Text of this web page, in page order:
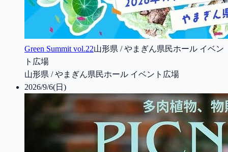
Green Summit vol.22山形県 / やまぎん県民ホール イベン
ト広場
山形県 / やまぎん県民ホール イベント広場
2026/9/6(日)